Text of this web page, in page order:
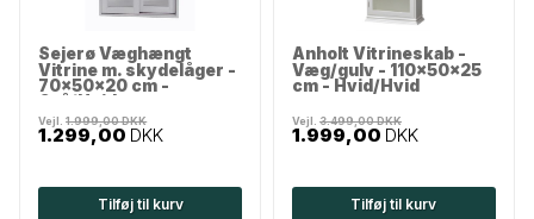
Sejerø Væghængt
Vitrine m. skydelåger -
70x50x20 cm -
Grå/Hvid
1.299,00 DKK
Vejl.1.999,00DKK
Tilføj til kurv
Anholt Vitrineskab -
Væg/gulv - 110x50x25
cm - Hvid/Hvid
1.999,00 DKK
Vejl. 3.499,00DKK
Tilføj til kurv